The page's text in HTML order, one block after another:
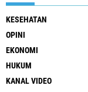
KESEHATAN
OPINI
EKONOMI
HUKUM
KANAL VIDEO